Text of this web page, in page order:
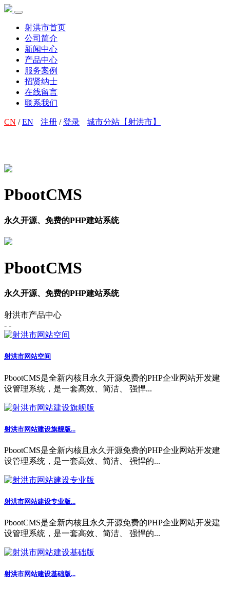
射洪市首页
公司简介
新闻中心
产品中心
服务案例
招贤纳士
在线留言
联系我们
CN /EN 注册 /登录 城市分站【射洪市】
PbootCMS
永久开源、免费的PHP建站系统
PbootCMS
永久开源、免费的PHP建站系统
射洪市产品中心
- -
射洪市网站空间
PbootCMS是全新内核且永久开源免费的PHP企业网站开发建
设管理系统，是一套高效、简洁、 强悍...
射洪市网站建设旗舰版...
PbootCMS是全新内核且永久开源免费的PHP企业网站开发建
设管理系统，是一套高效、简洁、 强悍的...
射洪市网站建设专业版...
PbootCMS是全新内核且永久开源免费的PHP企业网站开发建
设管理系统，是一套高效、简洁、 强悍的...
射洪市网站建设基础版...